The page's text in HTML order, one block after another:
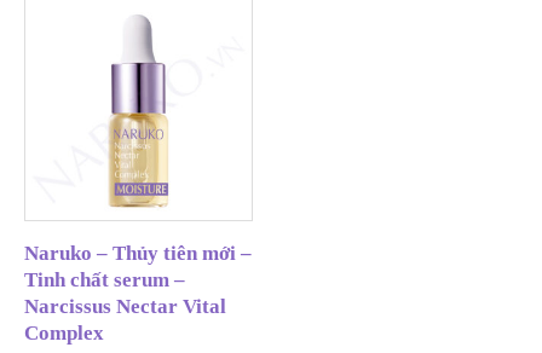
Naruko – Thủy tiên mới –
Tinh chất serum –
Narcissus Nectar Vital
Complex